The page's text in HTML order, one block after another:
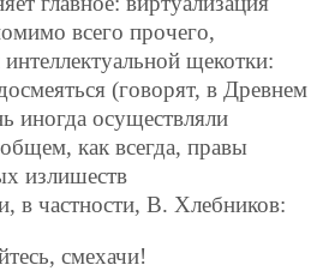
всего прочего,
щекотки:
(говорят, в Древнем
иногда осуществляли
как всегда, правы
излишеств
в частности, В. Хлебников:
смехачи!